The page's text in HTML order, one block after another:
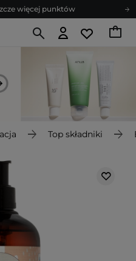
więcej punktów
pełen porad
zamówienia do 24h.
więcej punktów
pełen porad
Top składniki